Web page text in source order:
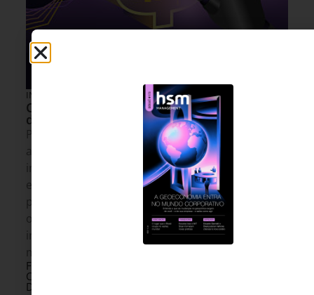
INOVAÇÃO & ESTRATÉGIA 2 DE AGOSTO DE 2026 08H00
Como a inteligência artificial pode
destravar R$ 2,5 trilhões em crédito
Por décadas, o mercado financeiro enxergou a
assimetria de informação como um obstáculo
inevitável. A combinação entre duplicata
escritural e inteligência artificial sugere uma nova
possibilidade: usar os próprios registros das
operações comerciais para revelar padrões
invisíveis, reduzir incertezas e tornar o crédito
mais acessível e preciso.
Fernando Wosniak Steler -
Co-Fundador e CEO da
Delend